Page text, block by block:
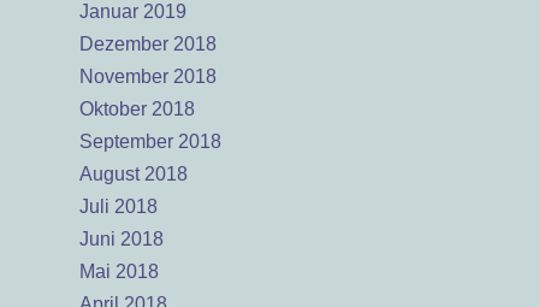
Januar 2019
Dezember 2018
November 2018
Oktober 2018
September 2018
August 2018
Juli 2018
Juni 2018
Mai 2018